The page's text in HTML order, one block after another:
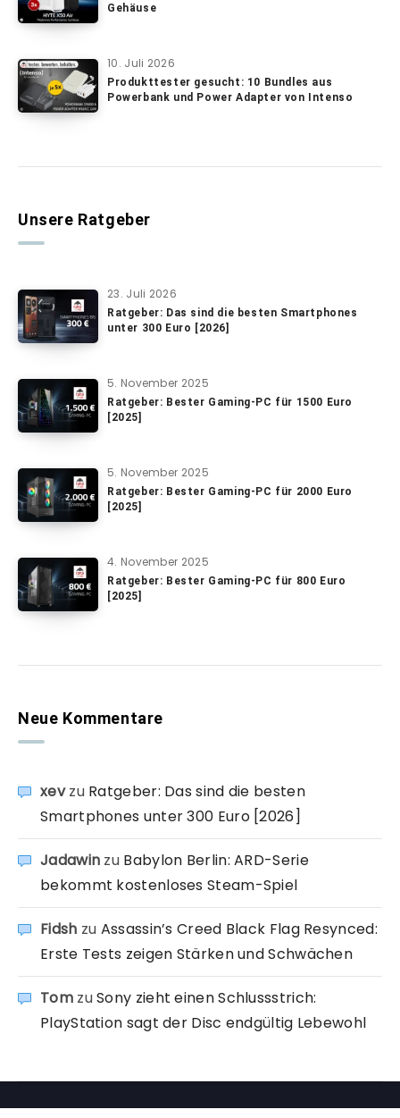
Gehäuse
10. Juli 2026
Produkttester gesucht: 10 Bundles aus
Powerbank und Power Adapter von Intenso
Unsere Ratgeber
23. Juli 2026
Ratgeber: Das sind die besten Smartphones
unter 300 Euro [2026]
5. November 2025
Ratgeber: Bester Gaming-PC für 1500 Euro
[2025]
5. November 2025
Ratgeber: Bester Gaming-PC für 2000 Euro
[2025]
4. November 2025
Ratgeber: Bester Gaming-PC für 800 Euro
[2025]
Neue Kommentare
xevzu Ratgeber: Das sind die besten
Smartphones unter 300 Euro [2026]
Jadawin zu Babylon Berlin: ARD-Serie
bekommt kostenloses Steam-Spiel
Fidsh zu Assassin’s Creed Black Flag Resynced:
Erste Tests zeigen Stärken und Schwächen
TomzuSony zieht einen Schlussstrich:
PlayStation sagt der Disc endgültig Lebewohl